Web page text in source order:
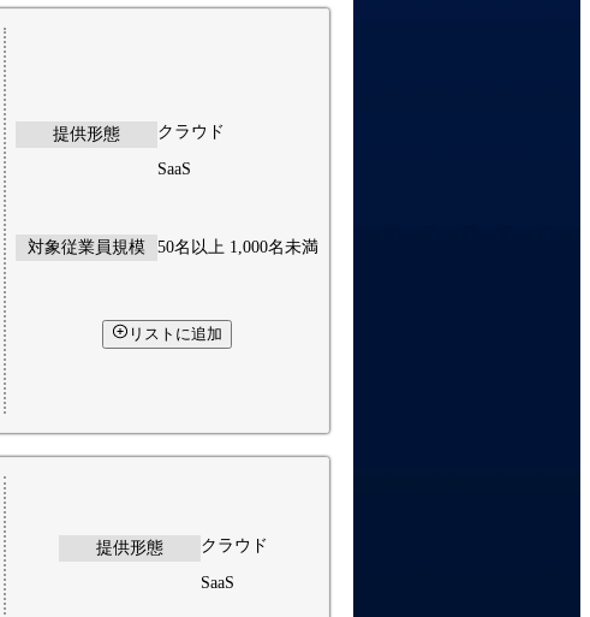
提供形態 クラウド
SaaS
対象従業員規模 50名以上 1,000名未満
リストに追加
提供形態 クラウド
SaaS